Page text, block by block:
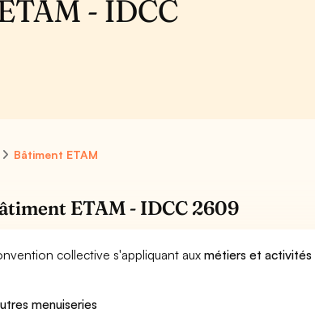
- IDCC
Bâtiment ETAM
ETAM - IDCC 2609
collective s'appliquant auxmétiers et activités
menuiseries